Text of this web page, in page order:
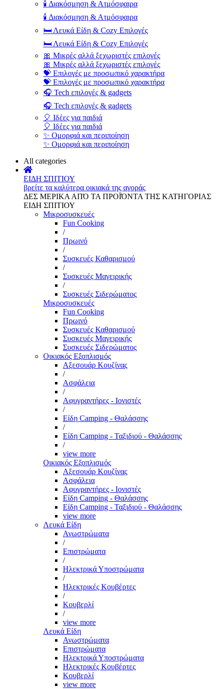
🕯️ Διακόσμηση & Ατμόσφαιρα
🕯️ Διακόσμηση & Ατμόσφαιρα
🛏️ Λευκά Είδη & Cozy Επιλογές
🛏️ Λευκά Είδη & Cozy Επιλογές
🎀 Μικρές αλλά ξεχωριστές επιλογές
🎀 Μικρές αλλά ξεχωριστές επιλογές
💝 Επιλογές με προσωπικό χαρακτήρα
💝 Επιλογές με προσωπικό χαρακτήρα
🎧 Tech επιλογές & gadgets
🎧 Tech επιλογές & gadgets
🎈 Ιδέες για παιδιά
🎈 Ιδέες για παιδιά
✨ Ομορφιά και περιποίηση
✨ Ομορφιά και περιποίηση
All categories
ΕΙΔΗ ΣΠΙΤΙΟΥ
βρείτε τα καλύτερα οικιακά της αγοράς
ΔΕΣ ΜΕΡΙΚΑ ΑΠΌ ΤΑ ΠΡΟΪΌΝΤΑ ΤΗΣ ΚΑΤΗΓΟΡΙΑΣ
ΕΙΔΗ ΣΠΙΤΙΟΥ
Μικροσυσκευές
Fun Cooking
/
Πρωινό
/
Συσκευές Καθαρισμού
/
Συσκευές Μαγειρικής
/
Συσκευές Σιδερώματος
Μικροσυσκευές
Fun Cooking
Πρωινό
Συσκευές Καθαρισμού
Συσκευές Μαγειρικής
Συσκευές Σιδερώματος
Οικιακός Εξοπλισμός
Αξεσουάρ Κουζίνας
/
Ασφάλεια
/
Αφυγραντήρες - Ιονιστές
/
Είδη Camping - Θαλάσσης
/
Είδη Camping - Ταξιδιού - Θαλάσσης
/
view more
Οικιακός Εξοπλισμός
Αξεσουάρ Κουζίνας
Ασφάλεια
Αφυγραντήρες - Ιονιστές
Είδη Camping - Θαλάσσης
Είδη Camping - Ταξιδιού - Θαλάσσης
view more
Λευκά Είδη
Ανωστρώματα
/
Επιστρώματα
/
Ηλεκτρικά Υποστρώματα
/
Ηλεκτρικές Κουβέρτες
/
Κουβερλί
/
view more
Λευκά Είδη
Ανωστρώματα
Επιστρώματα
Ηλεκτρικά Υποστρώματα
Ηλεκτρικές Κουβέρτες
Κουβερλί
view more